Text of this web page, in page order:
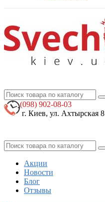
(098) 902-08-03
г. Киев, ул. Ахтырская 8
Акции
Новости
Блог
Отзывы